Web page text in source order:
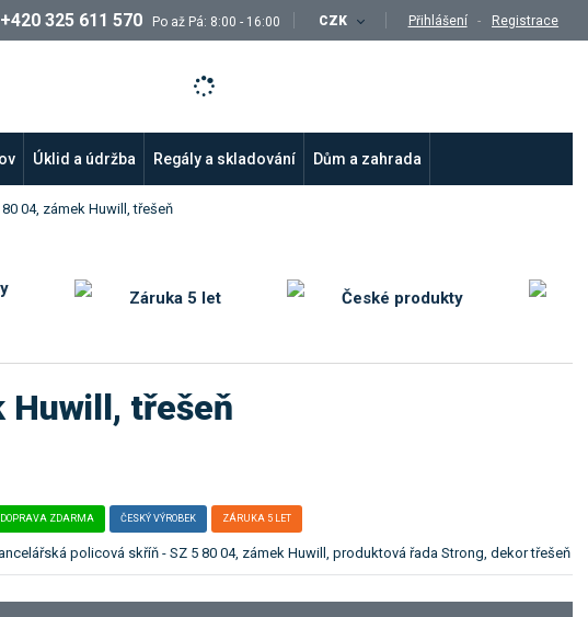
+420 325 611 570 Po až Pá: 8:00 - 16:00 CZK Přihlášení Registrace
Úklid a údržba Regály a skladování Dům a zahrada
04, zámek Huwill, třešeň
Záruka 5 let České produkty
Huwill, třešeň
DOPRAVA ZDARMA ČESKÝ VÝROBEK ZÁRUKA 5 LET
policová skříň - SZ 5 80 04, zámek Huwill, produktová řada Strong, dekor třešeň